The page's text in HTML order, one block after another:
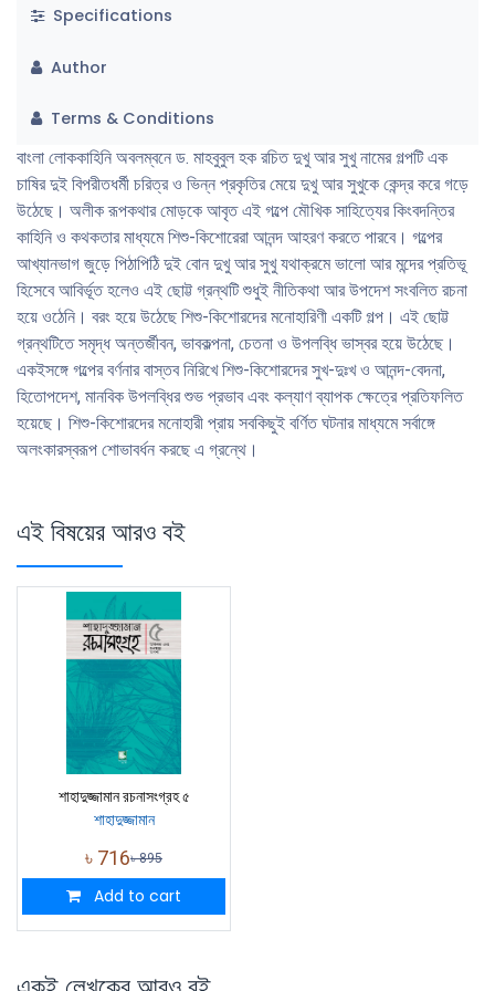
Specifications
Author
Terms & Conditions
বাংলা লোককাহিনি অবলম্বনে ড. মাহবুবুল হক রচিত দুখু আর সুখু নামের গল্পটি এক
চাষির দুই বিপরীতধর্মী চরিত্র ও ভিন্ন প্রকৃতির মেয়ে দুখু আর সুখুকে কেন্দ্র করে গড়ে
উঠেছে। অলীক রূপকথার মোড়কে আবৃত এই গল্পে মৌখিক সাহিত্যের কিংবদন্তির
কাহিনি ও কথকতার মাধ্যমে শিশু-কিশোরেরা আনন্দ আহরণ করতে পারবে। গল্পের
আখ্যানভাগ জুড়ে পিঠাপিঠি দুই বোন দুখু আর সুখু যথাক্রমে ভালো আর মন্দের প্রতিভূ
হিসেবে আবির্ভূত হলেও এই ছোট্ট গ্রন্থটি শুধুই নীতিকথা আর উপদেশ সংবলিত রচনা
হয়ে ওঠেনি। বরং হয়ে উঠেছে শিশু-কিশোরদের মনোহারিণী একটি গল্প। এই ছোট্ট
গ্রন্থটিতে সমৃদ্ধ অন্তর্জীবন, ভাবকল্পনা, চেতনা ও উপলব্ধি ভাস্বর হয়ে উঠেছে।
একইসঙ্গে গল্পের বর্ণনার বাস্তব নিরিখে শিশু-কিশোরদের সুখ-দুঃখ ও আনন্দ-বেদনা,
হিতোপদেশ, মানবিক উপলব্ধির শুভ প্রভাব এবং কল্যাণ ব্যাপক ক্ষেত্রে প্রতিফলিত
হয়েছে। শিশু-কিশোরদের মনোহারী প্রায় সবকিছুই বর্ণিত ঘটনার মাধ্যমে সর্বাঙ্গে
অলংকারস্বরূপ শোভাবর্ধন করছে এ গ্রন্থে।
এই বিষয়ের আরও বই
শাহাদুজ্জামান রচনাসংগ্রহ ৫
শাহাদুজ্জামান
৳ 716৳895
Add to cart